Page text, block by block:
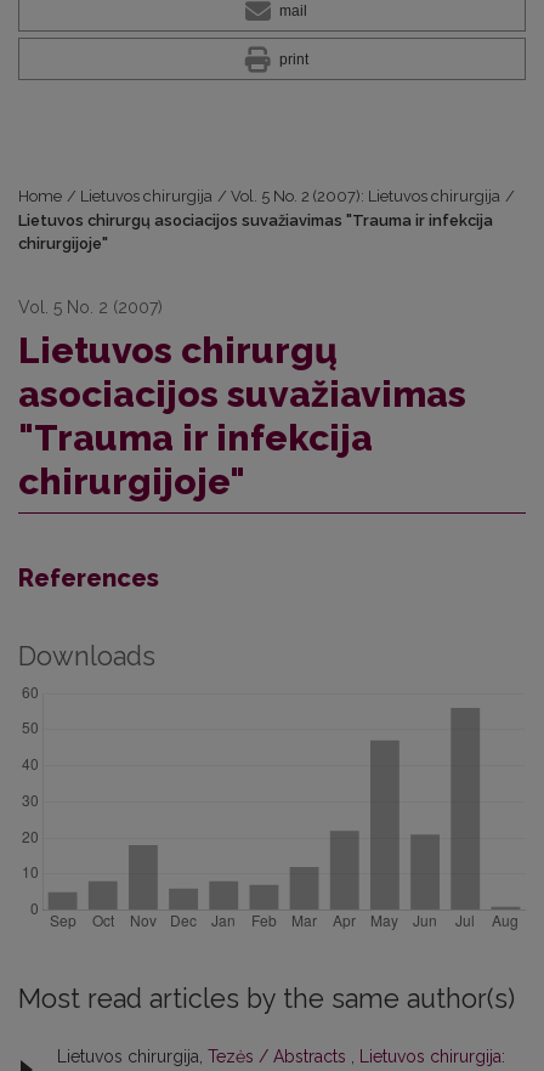
mail
print
Home / Lietuvos chirurgija / Vol. 5 No. 2 (2007): Lietuvos chirurgija /
Lietuvos chirurgų asociacijos suvažiavimas "Trauma ir infekcija
chirurgijoje"
Vol. 5 No. 2 (2007)
Lietuvos chirurgų
asociacijos suvažiavimas
"Trauma ir infekcija
chirurgijoje"
References
Downloads
Most read articles by the same author(s)
Lietuvos chirurgija, Tezės / Abstracts
Lietuvos chirurgija: